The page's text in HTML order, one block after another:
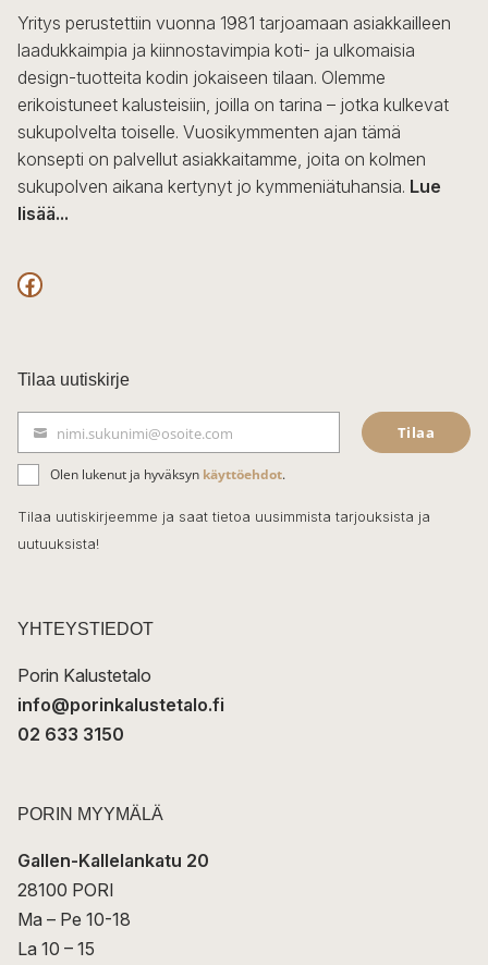
Yritys perustettiin vuonna 1981 tarjoamaan asiakkailleen
laadukkaimpia ja kiinnostavimpia koti- ja ulkomaisia
design-tuotteita kodin jokaiseen tilaan. Olemme
erikoistuneet kalusteisiin, joilla on tarina – jotka kulkevat
sukupolvelta toiselle. Vuosikymmenten ajan tämä
konsepti on palvellut asiakkaitamme, joita on kolmen
sukupolven aikana kertynyt jo kymmeniätuhansia. Lue
lisää...
F
c
e
b
o
o
k
Tilaa uutiskirje
ä
h
k
t
nimi.sukunimi@osoite.com Tilaa
Olen lukenut ja hyväksyn käyttöehdot.
Tilaa uutiskirjeemme ja saat tietoa uusimmista tarjouksista ja
uutuuksista!
YHTEYSTIEDOT
Porin Kalustetalo
info@porinkalustetalo.fi
02 633 3150
PORIN MYYMÄLÄ
Gallen-Kallelankatu 20
28100 PORI
Ma – Pe 10-18
La 10 – 15